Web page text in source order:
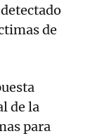
de
de la
para